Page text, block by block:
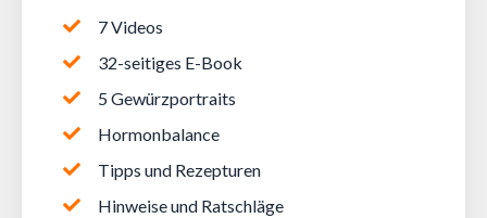
7 Videos
32-seitiges E-Book
5 Gewürzportraits
Hormonbalance
Tipps und Rezepturen
Hinweise und Ratschläge